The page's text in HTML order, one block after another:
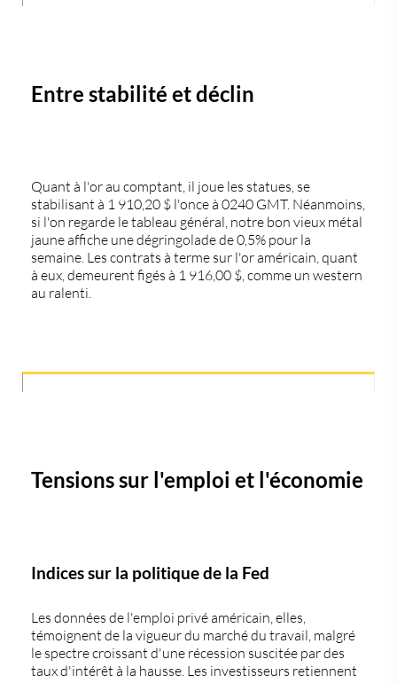
Entre stabilité et déclin
Quant à l'or au comptant, il joue les statues, se
stabilisant à 1 910,20 $ l'once à 0240 GMT. Néanmoins,
si l'on regarde le tableau général, notre bon vieux métal
jaune affiche une dégringolade de 0,5% pour la
semaine. Les contrats à terme sur l'or américain, quant
à eux, demeurent figés à 1 916,00 $, comme un western
au ralenti.
Tensions sur l'emploi et l'économie
Indices sur la politique de la Fed
Les données de l'emploi privé américain, elles,
témoignent de la vigueur du marché du travail, malgré
le spectre croissant d'une récession suscitée par des
taux d'intérêt à la hausse. Les investisseurs retiennent